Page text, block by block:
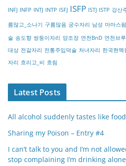
y
INFJ INFP INTJ INTP ISFJ ISFP ISTJ ISTP 강산
름많고_소나기 구름많음 궁수자리 남성 마마스팜
술 송도향 쌍둥이자리 양조장 연천BnD 연천브루
대상 전갈자리 전통주입덕술 처녀자리 한국현멕
자리 흐리고_비 흐림
Latest Posts
All alcohol suddenly tastes like
Sharing my Poison – Entry #4
I can’t talk to you and I’m not
stop complaining I’m drinking